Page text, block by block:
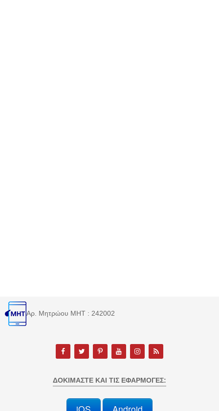
Αρ. Μητρώου MHT : 242002
ΔΟΚΙΜΆΣΤΕ ΚΑΙ ΤΙΣ ΕΦΑΡΜΟΓΈΣ: